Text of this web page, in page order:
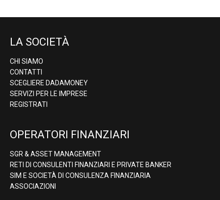
LA SOCIETÀ
CHI SIAMO
CONTATTI
SCEGLIERE DADAMONEY
SERVIZI PER LE IMPRESE
REGISTRATI
OPERATORI FINANZIARI
SGR & ASSET MANAGEMENT
RETI DI CONSULENTI FINANZIARI E PRIVATE BANKER
SIM E SOCIETÀ DI CONSULENZA FINANZIARIA
ASSOCIAZIONI